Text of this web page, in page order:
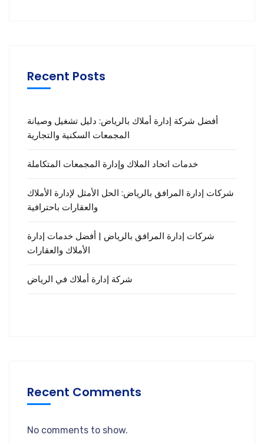
Recent Posts
أفضل شركة إدارة أملاك بالرياض: دليل تشغيل وصيانة
المجمعات السكنية والتجارية
خدمات اتحاد الملاك وإدارة المجمعات المتكاملة
شركات إدارة المرافق بالرياض: الحل الأمثل لإدارة الأملاك
والعقارات باحترافية
شركات إدارة المرافق بالرياض | أفضل خدمات إدارة
الأملاك والعقارات
شركة إدارة أملاك في الرياض
Recent Comments
No comments to show.